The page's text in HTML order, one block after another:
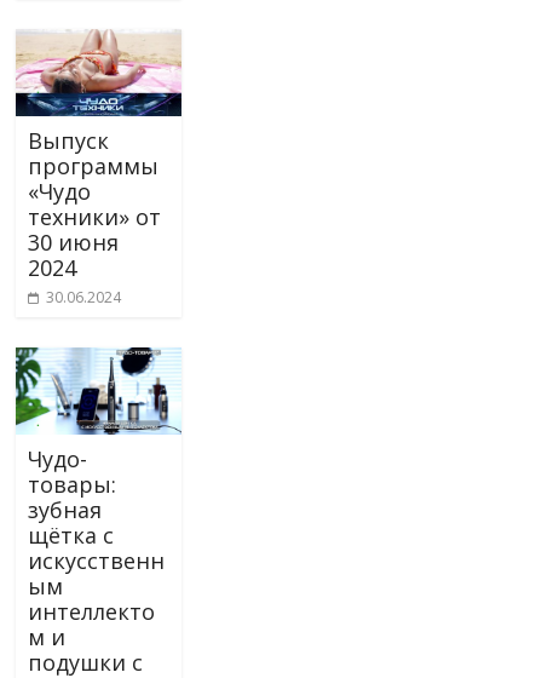
Выпуск
программы
«Чудо
техники» от
30 июня
2024
30.06.2024
Чудо-
товары:
зубная
щётка с
искусственн
ым
интеллекто
м и
подушки с